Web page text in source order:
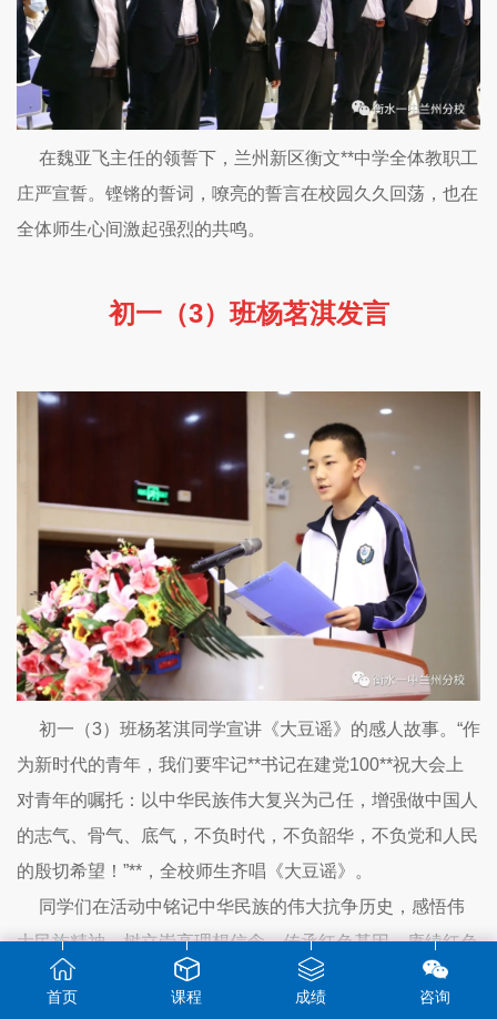
在魏亚飞主任的领誓下，兰州新区衡文**中学全体教职工
庄严宣誓。铿锵的誓词，嘹亮的誓言在校园久久回荡，也在
全体师生心间激起强烈的共鸣。
初一（3）班杨茗淇发言
初一（3）班杨茗淇同学宣讲《大豆谣》的感人故事。“作
为新时代的青年，我们要牢记**书记在建党100**祝大会上
对青年的嘱托：以中华民族伟大复兴为己任，增强做中国人
的志气、骨气、底气，不负时代，不负韶华，不负党和人民
的殷切希望！”**，全校师生齐唱《大豆谣》。
同学们在活动中铭记中华民族的伟大抗争历史，感悟伟
大民族精神，树立崇高理想信念，传承红色基因，赓续红色
血脉。
首页 课程 成绩 咨询